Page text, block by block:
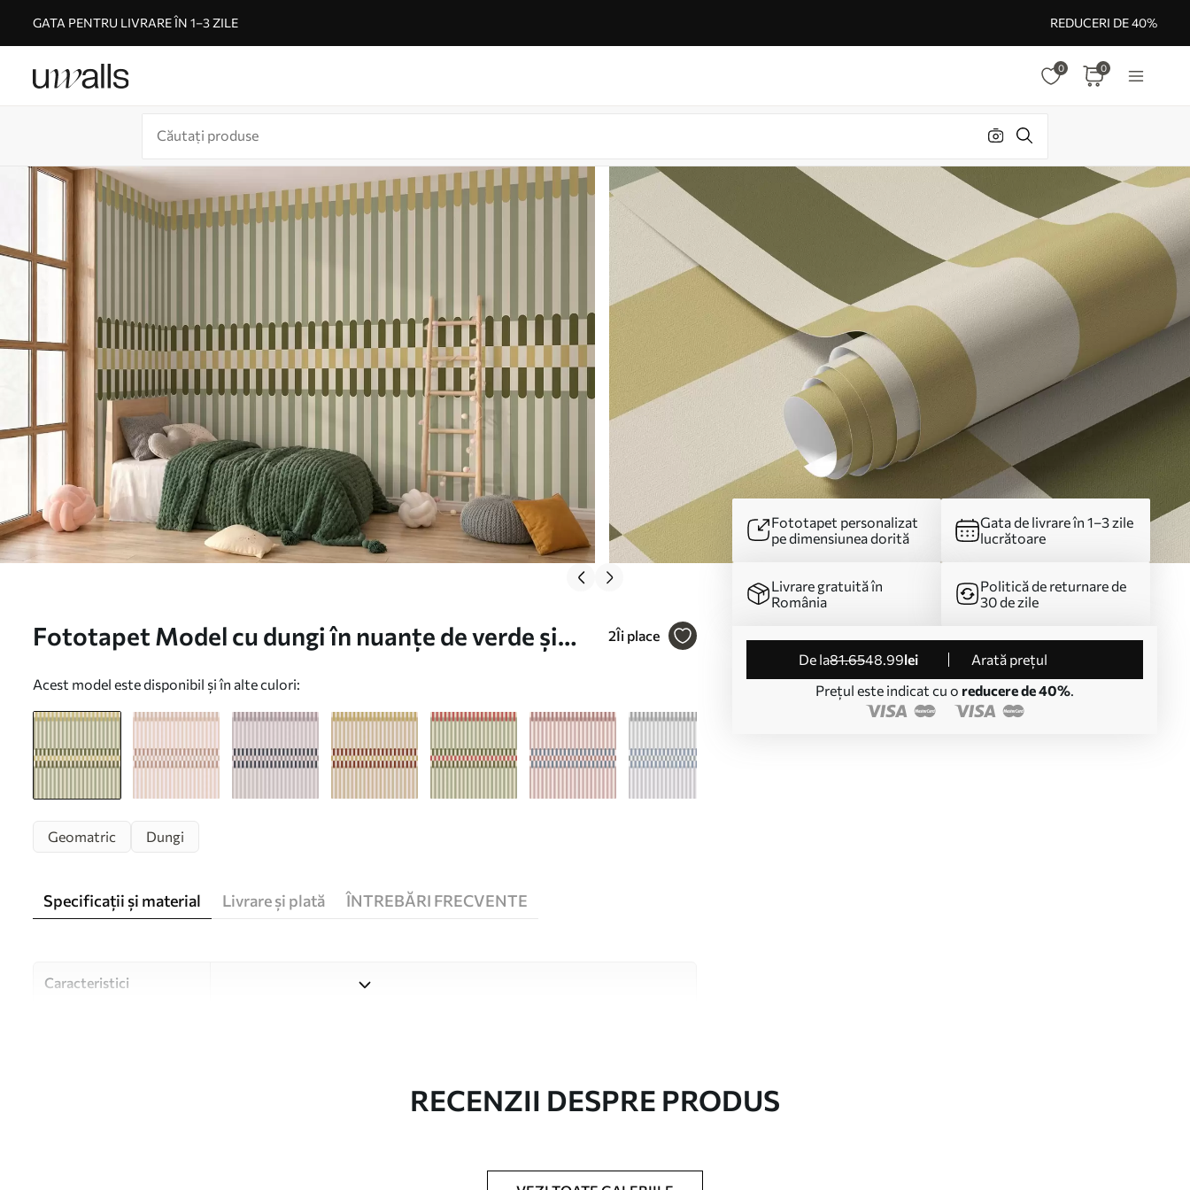
GATA PENTRU LIVRARE ÎN 1–3 ZILE REDUCERI DE 40%
0 0
Fototapet Model cu dungi în nuanțe de verde și
2Îi place
Acest model este disponibil și în alte culori:
Fototapet personalizat
pe dimensiunea dorită
Gata de livrare în 1–3 zile
lucrătoare
Livrare gratuită în
România
Politică de returnare de
30 de zile
de la81.6548.99lei
Arată prețul
Prețul este indicat cu o reducere de 40%.
Geomatric Dungi
Specificații și material Livrare și plată ÎNTREBĂRI FRECVENTE
Caracteristici
RECENZII DESPRE PRODUS